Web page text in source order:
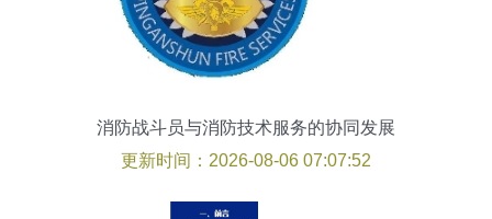
消防战斗员与消防技术服务的协同发展
更新时间：2026-08-06 07:07:52